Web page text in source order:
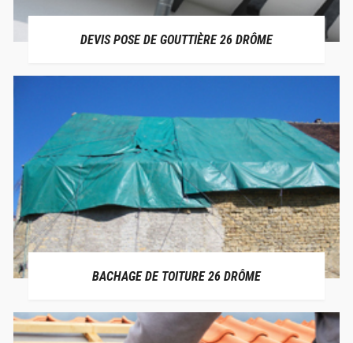
DEVIS POSE DE GOUTTIÈRE 26 DRÔME
BACHAGE DE TOITURE 26 DRÔME